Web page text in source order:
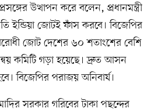
উত্থাপন করে বলেন, প্রধানমন্ত্রী
ইন্ডিয়া জোটই ফাঁস করবে। বিজেপির
জোট দেশের ৬০ শতাংশের বেশি
কমিটি গড়া হয়েছে। দ্রুত আসন
বিজেপির পরাজয় অনিবার্য।
সরকার গরিবের টাকা পছন্দের